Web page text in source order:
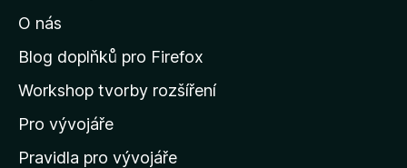
t
n
d
o
m
O nás
Blog doplňků pro Firefox
Workshop tvorby rozšíření
Pro vývojáře
Pravidla pro vývojáře